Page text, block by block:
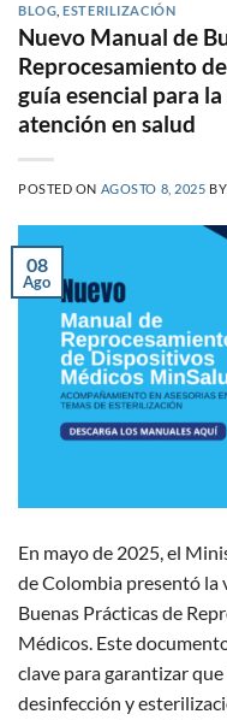
BLOG ,ESTERILIZACIÓN
Nuevo Manual de
Reprocesamiento
guía esencial para
atención en salud
POSTED ON AGOSTO 8, 2025 BY
08
Ago
En mayo de 2025, el
de Colombia presentó la
Buenas Prácticas de
Médicos. Este
clave para garantizar
desinfección y